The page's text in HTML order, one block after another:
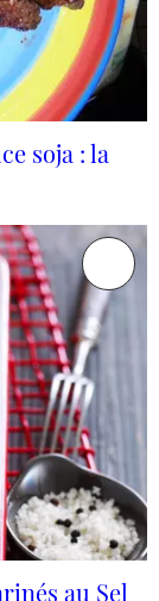
soja : la
au Sel